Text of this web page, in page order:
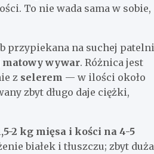
To nie wada sama w sobie,
przypiekana na suchej patelni
matowy wywar. Różnica jest
z selerem — w ilości około
zbyt długo daje ciężki,
2 kg mięsa i kości na 4-5
białek i tłuszczu; zbyt duża